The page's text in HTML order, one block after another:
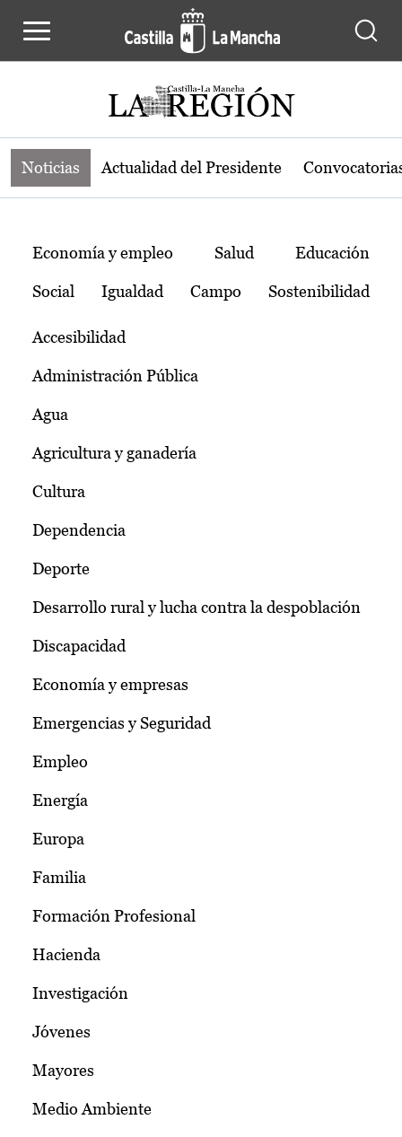
Noticias de la región de Castilla-La
Noticias Actualidad del Presidente
Temas
Economía y empleo Salud Educación
Social Igualdad Campo Sostenibilidad
Accesibilidad
Administración Pública
Agua
Agricultura y ganadería
Cultura
Dependencia
Deporte
Desarrollo rural y lucha contra la despoblación
Discapacidad
Economía y empresas
Emergencias y Seguridad
Empleo
Energía
Europa
Familia
Formación Profesional
Hacienda
Investigación
Jóvenes
Mayores
Medio Ambiente